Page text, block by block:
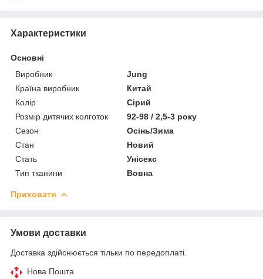
Характеристики
Основні
Виробник
Jung
Країна виробник
Китай
Колір
Сірий
Розмір дитячих колготок
92-98 / 2,5-3 року
Сезон
Осінь/Зима
Стан
Новий
Стать
Унісекс
Тип тканини
Вовна
Приховати
Умови доставки
Доставка здійснюється тільки по передоплаті.
Нова Пошта